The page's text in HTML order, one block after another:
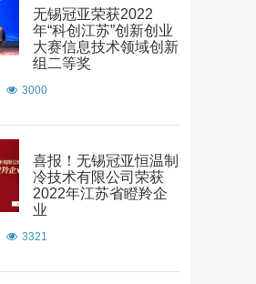
无锡冠亚荣获2022
年“科创江苏”创新创业
大赛信息技术领域创新
组二等奖
3000
喜报！无锡冠亚恒温制
冷技术有限公司荣获
2022年江苏省瞪羚企
业
3321